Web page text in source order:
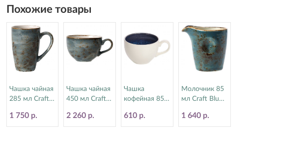
Похожие товары
Чашка чайная
285 мл Craft
(Стилайт)
11300592
1 750 р.
Чашка чайная
450 мл Craft
(Стилайт)
11300150
2 260 р.
Чашка
кофейная 85
Lapis Steelite
(Стилайт)
610 р.
Молочник 85
мл Craft Blue
(Стилайт)
11300557
1 640 р.